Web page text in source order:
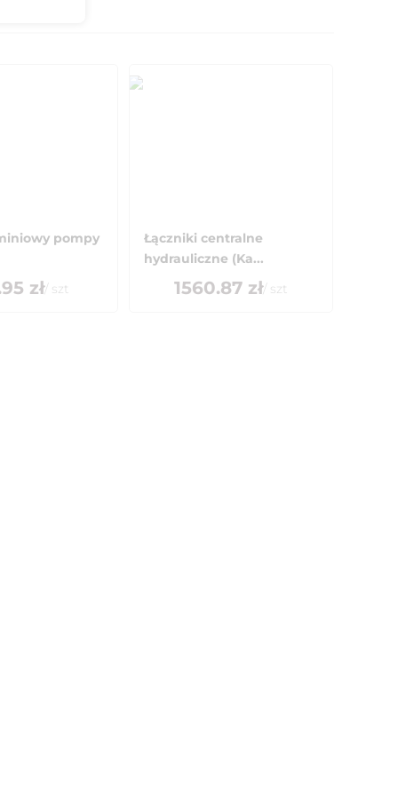
pompy
zł/ szt
Łączniki centralne
hydrauliczne (Ka...
1560.87 zł/ szt